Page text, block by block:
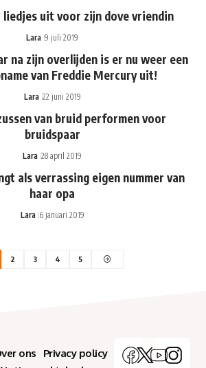
liedjes uit voor zijn dove vriendin
Lara 9 juli 2019
na zijn overlijden is er nu weer een
van Freddie Mercury uit!
Lara 22 juni 2019
van bruid performen voor
bruidspaar
Lara 28 april 2019
als verrassing eigen nummer van
haar opa
Lara 6 januari 2019
2 3 4 5
ons
Privacy policy